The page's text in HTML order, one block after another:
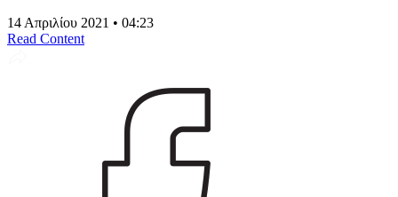
14 Απριλίου 2021 • 04:23
Read Content